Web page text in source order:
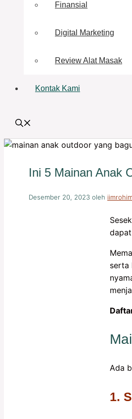
Finansial
Digital Marketing
Review Alat Masak
Kontak Kami
Ini 5 Mainan Anak
Desember 20, 2023 oleh
serta
Ada
1.